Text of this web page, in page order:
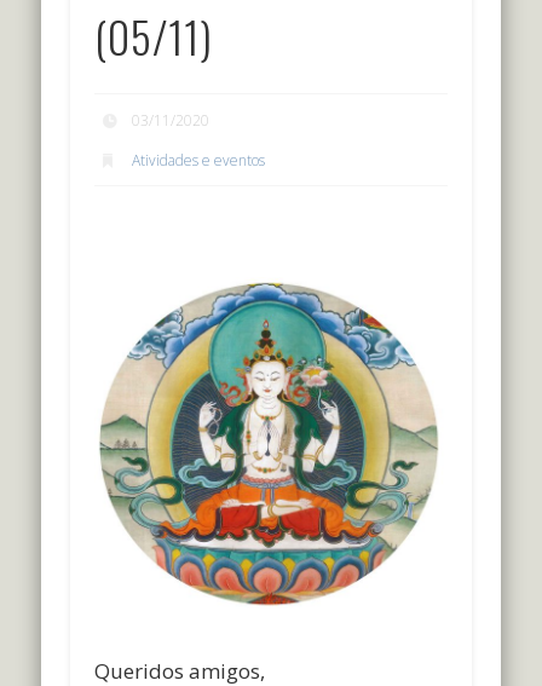
(05/11)
03/11/2020
Atividades e eventos
Queridos amigos,